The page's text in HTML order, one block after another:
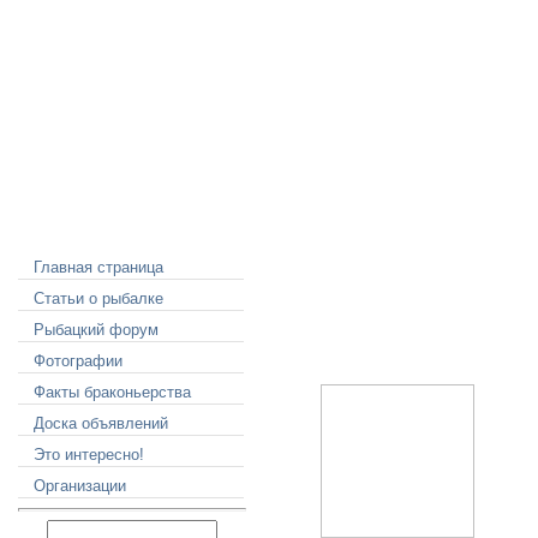
Главная страница
Статьи о рыбалке
Рыбацкий форум
Фотографии
Факты браконьерства
Доска объявлений
Это интересно!
Организации